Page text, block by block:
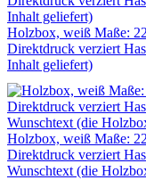
Holzbox, weiß Maße:
Direktdruck verziert
Inhalt geliefert)
Holzbox, weiß Maße:
Direktdruck verziert
Wunschtext (die